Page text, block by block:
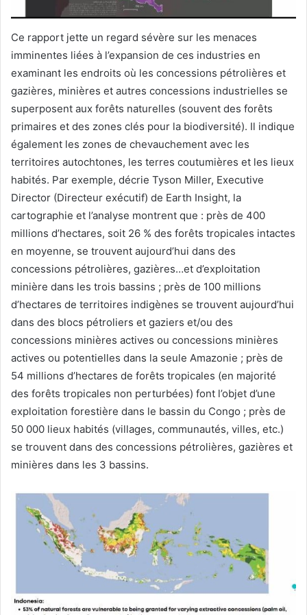
Ce rapport jette un regard sévère sur les menaces
imminentes liées à l’expansion de ces industries en
examinant les endroits où les concessions pétrolières et
gazières, minières et autres concessions industrielles se
superposent aux forêts naturelles (souvent des forêts
primaires et des zones clés pour la biodiversité). Il indique
également les zones de chevauchement avec les
territoires autochtones, les terres coutumières et les lieux
habités. Par exemple, décrie Tyson Miller, Executive
Director (Directeur exécutif) de Earth Insight, la
cartographie et l’analyse montrent que : près de 400
millions d’hectares, soit 26 % des forêts tropicales intactes
en moyenne, se trouvent aujourd’hui dans des
concessions pétrolières, gazières…et d’exploitation
minière dans les trois bassins ; près de 100 millions
d’hectares de territoires indigènes se trouvent aujourd’hui
dans des blocs pétroliers et gaziers et/ou des
concessions minières actives ou concessions minières
actives ou potentielles dans la seule Amazonie ; près de
54 millions d’hectares de forêts tropicales (en majorité
des forêts tropicales non perturbées) font l’objet d’une
exploitation forestière dans le bassin du Congo ; près de
50 000 lieux habités (villages, communautés, villes, etc.)
se trouvent dans des concessions pétrolières, gazières et
minières dans les 3 bassins.